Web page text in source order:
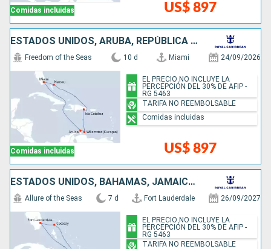
Comidas incluidas US$ 897
ESTADOS UNIDOS, ARUBA, REPÚBLICA DOMINICANA, BAHAMAS
Comidas incluidas
Freedom of the Seas 10 d Miami 24/09/2026
US$ 897
EL PRECIO NO INCLUYE LA
PERCEPCIÓN DEL 30% DE AFIP -
RG 5463
TARIFA NO REEMBOLSABLE
Comidas incluidas
ESTADOS UNIDOS, BAHAMAS, JAMAICA, HAITI
Allure of the Seas 7 d Fort Lauderdale 26/09/2027
EL PRECIO NO INCLUYE LA
PERCEPCIÓN DEL 30% DE AFIP -
RG 5463
TARIFA NO REEMBOLSABLE